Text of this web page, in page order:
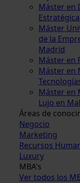
Máster en
Máster
de la
Madrid
Máster en
Máster en
Máster en
Lujo en
Áreas de
Negocio
Marketing
Recursos
Luxury
MBA's
Ver todos los